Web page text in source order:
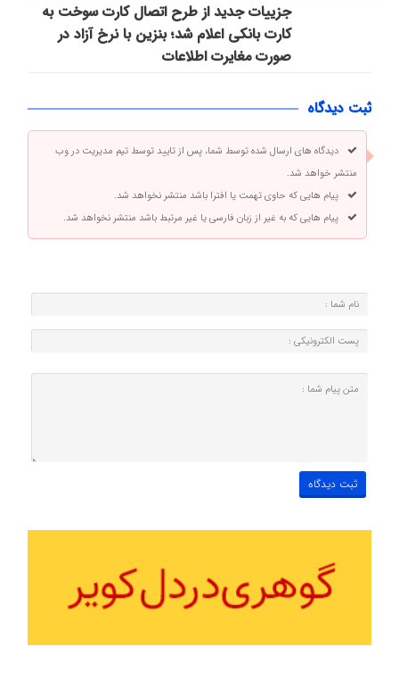
جزییات جدید از طرح اتصال کارت سوخت به
کارت بانکی اعلام شد؛ بنزین با نرخ آزاد در
صورت مغایرت اطلاعات
ثبت دیدگاه
دیدگاه های ارسال شده توسط شما، پس از تایید توسط تیم مدیریت در وب
منتشر خواهد شد.
پیام هایی که حاوی تهمت یا افترا باشد منتشر نخواهد شد.
پیام هایی که به غیر از زبان فارسی یا غیر مرتبط باشد منتشر نخواهد شد.